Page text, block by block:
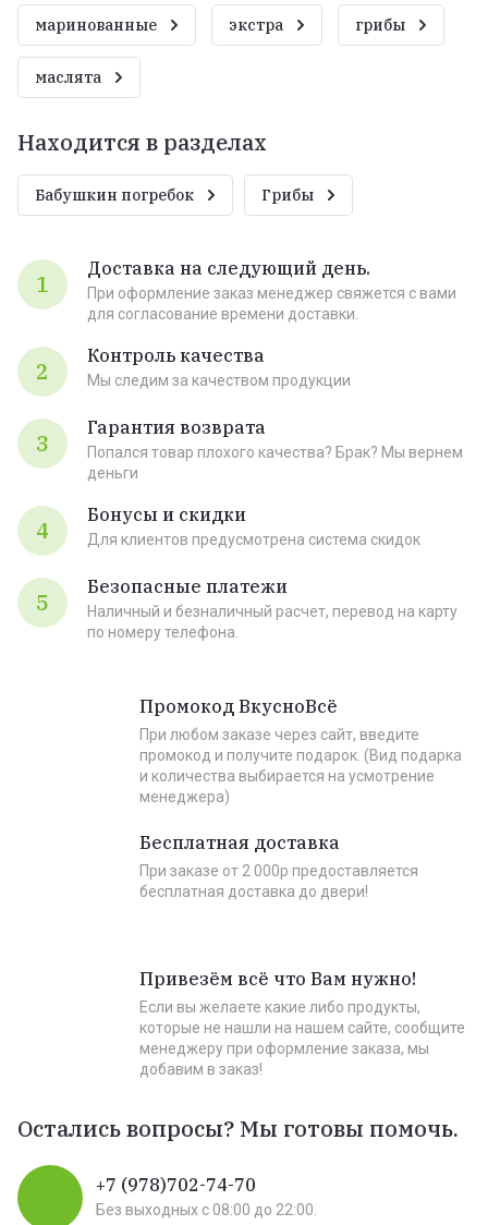
маринованные экстра грибы
маслята
Находится в разделах
Бабушкин погребок Грибы
1
Доставка на следующий день.
При оформление заказ менеджер свяжется с вами
для согласование времени доставки.
2
Контроль качества
Мы следим за качеством продукции
3
Гарантия возврата
Попался товар плохого качества? Брак? Мы вернем
деньги
4
Бонусы и скидки
Для клиентов предусмотрена система скидок
5
Безопасные платежи
Наличный и безналичный расчет, перевод на карту
по номеру телефона.
Промокод ВкусноВсё
При любом заказе через сайт, введите
промокод и получите подарок. (Вид подарка
и количества выбирается на усмотрение
менеджера)
Бесплатная доставка
При заказе от 2 000р предоставляется
бесплатная доставка до двери!
Привезём всё что Вам нужно!
Если вы желаете какие либо продукты,
которые не нашли на нашем сайте, сообщите
менеджеру при оформление заказа, мы
добавим в заказ!
Остались вопросы? Мы готовы помочь.
+7 (978)702-74-70
Без выходных c 08:00 до 22:00.